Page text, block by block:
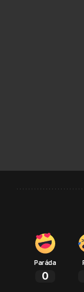
Paráda
0